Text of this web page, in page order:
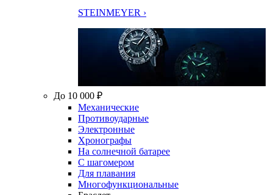
STEINMEYER ›
До 10 000 ₽
Механические
Противоударные
Электронные
Хронографы
На солнечной батарее
С шагомером
Для плавания
Многофункциональные